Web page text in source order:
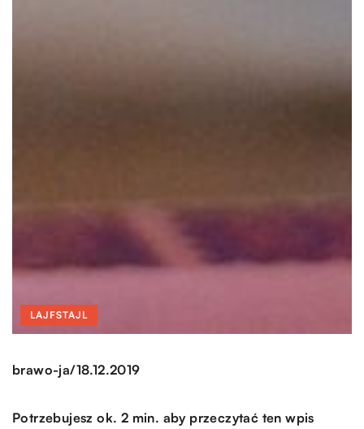
LAJFSTAJL
brawo-ja/18.12.2019
Potrzebujesz ok. 2 min. aby przeczytać ten wpis